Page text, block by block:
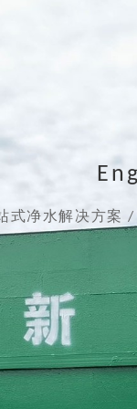
式净水解决方案